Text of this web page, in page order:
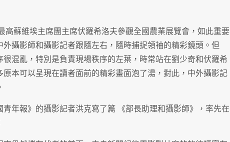
高蘇維埃主席團主席伏羅希洛夫參觀全國農業展覽會，如此重要
攝影師和攝影記者跟隨左右，隨時捕捉領袖的精彩鏡頭。但
混亂，特別是負責現場秩序的左葉，時常站在劉少奇和伏羅希
本可以呈現在讀者面前的精彩畫面泡了湯，對此，中外攝影記
年報》的攝影記者洪克寫了篇 《部長助理和攝影師》，率先在